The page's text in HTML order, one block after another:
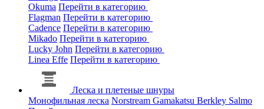
Okuma Перейти в категорию
Flagman Перейти в категорию
Cadence Перейти в категорию
Mikado Перейти в категорию
Lucky John Перейти в категорию
Linea Effe Перейти в категорию
Леска и плетеные шнуры
Монофильная леска Norstream Gamakatsu Berkley Salmo